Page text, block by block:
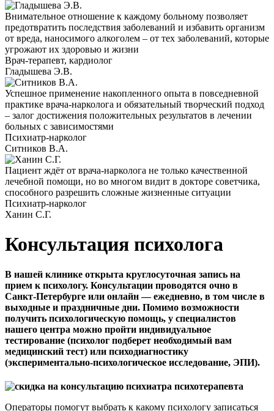
Внимательное отношение к каждому больному позволяет
предотвратить последствия заболеваний и избавить организм
от вреда, наносимого алкоголем – от тех заболеваний, которые
угрожают их здоровью и жизни
Врач-терапевт, кардиолог
Гладышева Э.В.
Успешное применение накопленного опыта в повседневной
практике врача-нарколога и обязательный творческий подход
– залог достижения положительных результатов в лечении
больных с зависимостями
Психиатр-нарколог
Ситников В.А.
Пациент ждёт от врача-нарколога не только качественной
лечебной помощи, но во многом видит в докторе советчика,
способного разрешить сложные жизненные ситуации
Психиатр-нарколог
Ханин С.Г.
Консультация психолога
В нашей клинике открыта круглосуточная запись на
прием к психологу. Консультации проводятся очно в
Санкт-Петербурге или онлайн — ежедневно, в том числе в
выходные и праздничные дни. Помимо возможности
получить психологическую помощь, у специалистов
нашего центра можно пройти индивидуальное
тестирование (психолог подберет необходимый вам
медицинский тест) или психодиагностику
(экспериментально-психологическое исследование, ЭПИ).
Операторы помогут выбрать к какому психологу записаться